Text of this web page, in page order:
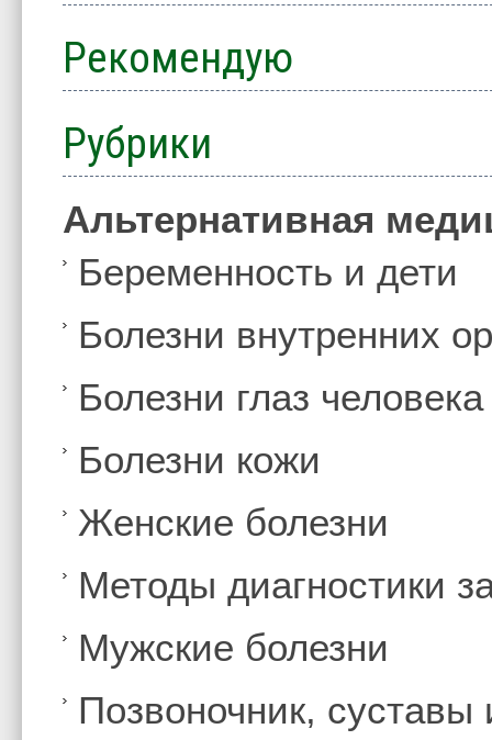
Рекомендую
Рубрики
Альтернативная
Беременность и дети
Болезни внутренних
Болезни глаз человека
Болезни кожи
Женские болезни
Методы диагностики
Мужские болезни
Позвоночник,